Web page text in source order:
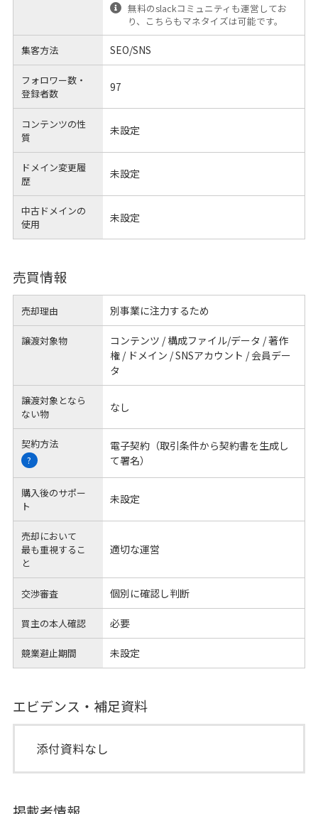
無料のslackコミュニティも運営してお
り、こちらもマネタイズは可能です。
集客方法 SEO/SNS
フォロワー数・
登録者数
97
コンテンツの性
質
未設定
ドメイン変更履
歴
未設定
中古ドメインの
使用
未設定
売買情報
売却理由 別事業に注力するため
譲渡対象物
コンテンツ / 構成ファイル/データ / 著作
権 / ドメイン / SNSアカウント / 会員デー
タ
譲渡対象となら
ない物
なし
契約方法
?
電子契約（取引条件から契約書を生成し
て署名）
購入後のサポー
ト
未設定
売却において
最も重視するこ
と
適切な運営
交渉審査 個別に確認し判断
買主の本人確認 必要
競業避止期間 未設定
エビデンス・補足資料
添付資料なし